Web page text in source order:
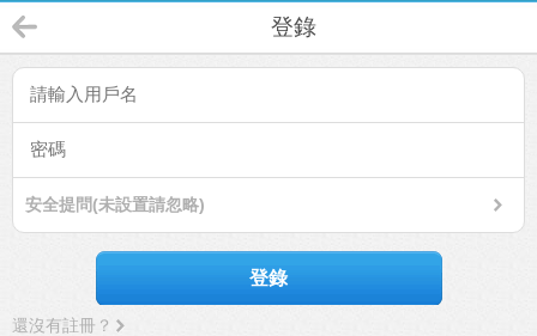
登錄
安全提問(未設置請忽略)
登錄
還沒有註冊？